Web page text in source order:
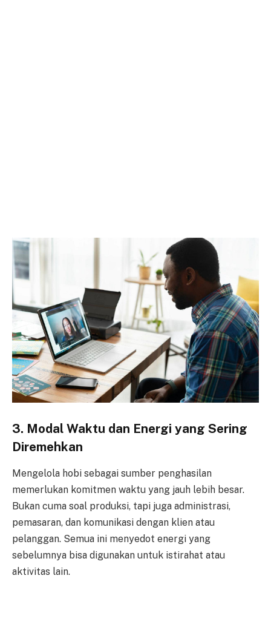
3. Modal Waktu dan Energi yang Sering
Diremehkan
Mengelola hobi sebagai sumber penghasilan
memerlukan komitmen waktu yang jauh lebih besar.
Bukan cuma soal produksi, tapi juga administrasi,
pemasaran, dan komunikasi dengan klien atau
pelanggan. Semua ini menyedot energi yang
sebelumnya bisa digunakan untuk istirahat atau
aktivitas lain.